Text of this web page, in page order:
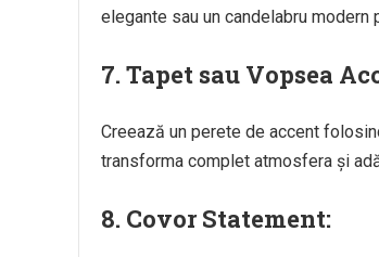
elegante sau un candelabru
7.Tapet sau Vopsea
Creează un perete de accent
transforma complet atmosfera și
8. Covor Statement: